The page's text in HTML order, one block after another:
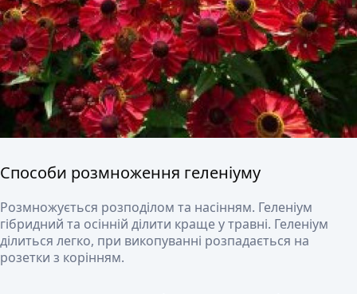
Способи розмноження геленіуму
Розмножується розподілом та насінням. Геленіум
гібридний та осінній ділити краще у травні. Геленіум
ділиться легко, при викопуванні розпадається на
розетки з корінням.